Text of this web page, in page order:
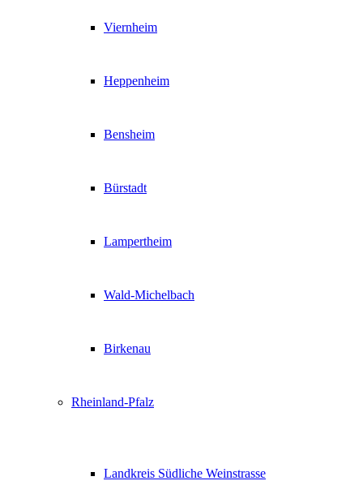
Viernheim
Heppenheim
Bensheim
Bürstadt
Lampertheim
Wald-Michelbach
Birkenau
Rheinland-Pfalz
Landkreis Südliche Weinstrasse